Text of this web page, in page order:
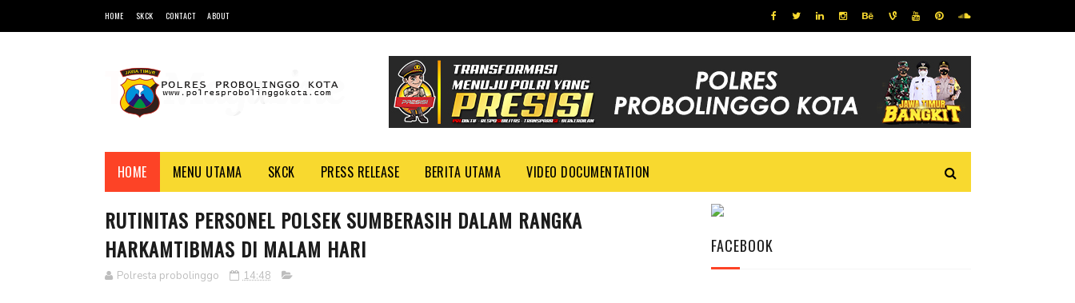
HOME SKCK CONTACT ABOUT
HOME MENU UTAMA SKCK PRESS RELEASE BERITA UTAMA VIDEO DOCUMENTATION
RUTINITAS PERSONEL POLSEK SUMBERASIH DALAM RANGKA
HARKAMTIBMAS DI MALAM HARI
Polresta probolinggo 14:48
FACEBOOK